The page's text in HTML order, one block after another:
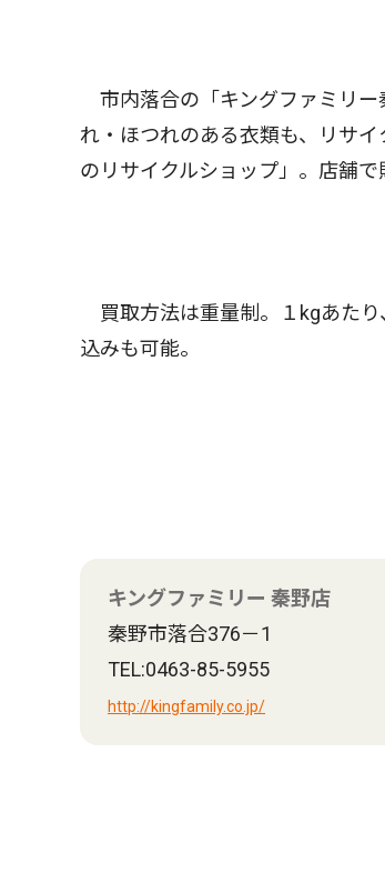
市内落合の「キングファミリー
れ・ほつれのある衣類も、リサ
のリサイクルショップ」。店舗
買取方法は重量制。１kgあた
込みも可能。
キングファミリー 秦野店
秦野市落合376－1
TEL:0463-85-5955
http://kingfamily.co.jp/